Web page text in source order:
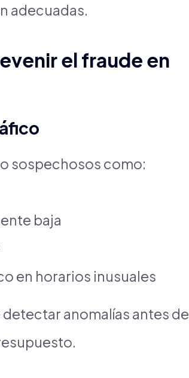
adecuadas.
el fraude en
sospechosos como:
baja
en horarios inusuales
anomalías antes de